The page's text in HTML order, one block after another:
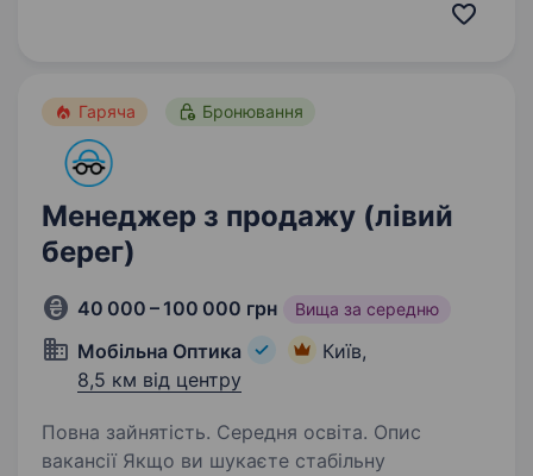
спілкування, вміє слухати, вести переговори,
Гаряча Бронювання
Менеджер з продажу (лівий
берег)
40 000 – 100 000 грн Вища за середню
Мобільна Оптика
Київ,
8,5 км від центру
Повна зайнятість. Середня освіта. Опис
вакансії Якщо ви шукаєте стабільну